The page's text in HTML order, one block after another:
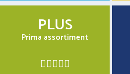
PLUS
Prima assortiment